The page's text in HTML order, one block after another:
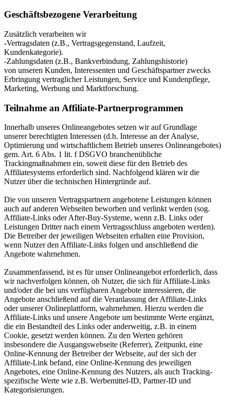
Geschäftsbezogene Verarbeitung
Zusätzlich verarbeiten wir
-Vertragsdaten (z.B., Vertragsgegenstand, Laufzeit,
Kundenkategorie).
-Zahlungsdaten (z.B., Bankverbindung, Zahlungshistorie)
von unseren Kunden, Interessenten und Geschäftspartner zwecks
Erbringung vertraglicher Leistungen, Service und Kundenpflege,
Marketing, Werbung und Marktforschung.
Teilnahme an Affiliate-Partnerprogrammen
Innerhalb unseres Onlineangebotes setzen wir auf Grundlage
unserer berechtigten Interessen (d.h. Interesse an der Analyse,
Optimierung und wirtschaftlichem Betrieb unseres Onlineangebotes)
gem. Art. 6 Abs. 1 lit. f DSGVO branchenübliche
Trackingmaßnahmen ein, soweit diese für den Betrieb des
Affiliatesystems erforderlich sind. Nachfolgend klären wir die
Nutzer über die technischen Hintergründe auf.
Die von unseren Vertragspartnern angebotene Leistungen können
auch auf anderen Webseiten beworben und verlinkt werden (sog.
Affiliate-Links oder After-Buy-Systeme, wenn z.B. Links oder
Leistungen Dritter nach einem Vertragsschluss angeboten werden).
Die Betreiber der jeweiligen Webseiten erhalten eine Provision,
wenn Nutzer den Affiliate-Links folgen und anschließend die
Angebote wahrnehmen.
Zusammenfassend, ist es für unser Onlineangebot erforderlich, dass
wir nachverfolgen können, ob Nutzer, die sich für Affiliate-Links
und/oder die bei uns verfügbaren Angebote interessieren, die
Angebote anschließend auf die Veranlassung der Affiliate-Links
oder unserer Onlineplattform, wahrnehmen. Hierzu werden die
Affiliate-Links und unsere Angebote um bestimmte Werte ergänzt,
die ein Bestandteil des Links oder anderweitig, z.B. in einem
Cookie, gesetzt werden können. Zu den Werten gehören
insbesondere die Ausgangswebseite (Referrer), Zeitpunkt, eine
Online-Kennung der Betreiber der Webseite, auf der sich der
Affiliate-Link befand, eine Online-Kennung des jeweiligen
Angebotes, eine Online-Kennung des Nutzers, als auch Tracking-
spezifische Werte wie z.B. Werbemittel-ID, Partner-ID und
Kategorisierungen.